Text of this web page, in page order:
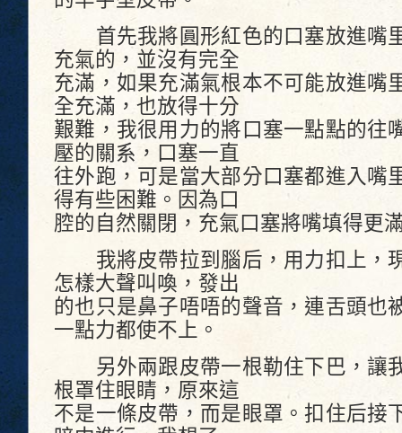
首先我將圓形紅色的口塞放進嘴
充氣的，並沒有完全
充滿，如果充滿氣根本不可能放進嘴
全充滿，也放得十分
艱難，我很用力的將口塞一點點的往
壓的關系，口塞一直
往外跑，可是當大部分口塞都進入嘴
得有些困難。因為口
腔的自然關閉，充氣口塞將嘴填得更
我將皮帶拉到腦后，用力扣上，
怎樣大聲叫喚，發出
的也只是鼻子唔唔的聲音，連舌頭也
一點力都使不上。
另外兩跟皮帶一根勒住下巴，讓
根罩住眼睛，原來這
不是一條皮帶，而是眼罩。扣住后接